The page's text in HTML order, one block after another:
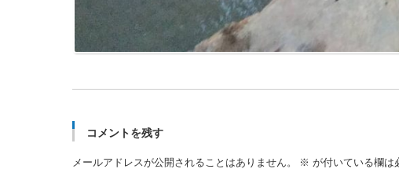
コメントを残す
メールアドレスが公開されることはありません。 ※ が付いている欄は